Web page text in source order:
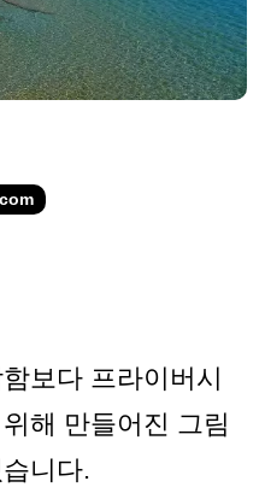
보다 프라이버시
해 만들어진 그림
니다.